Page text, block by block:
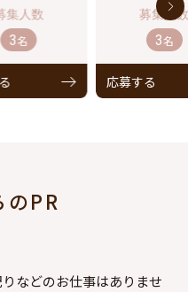
3名 3名
応募する
のPR
などのお仕事はありませ